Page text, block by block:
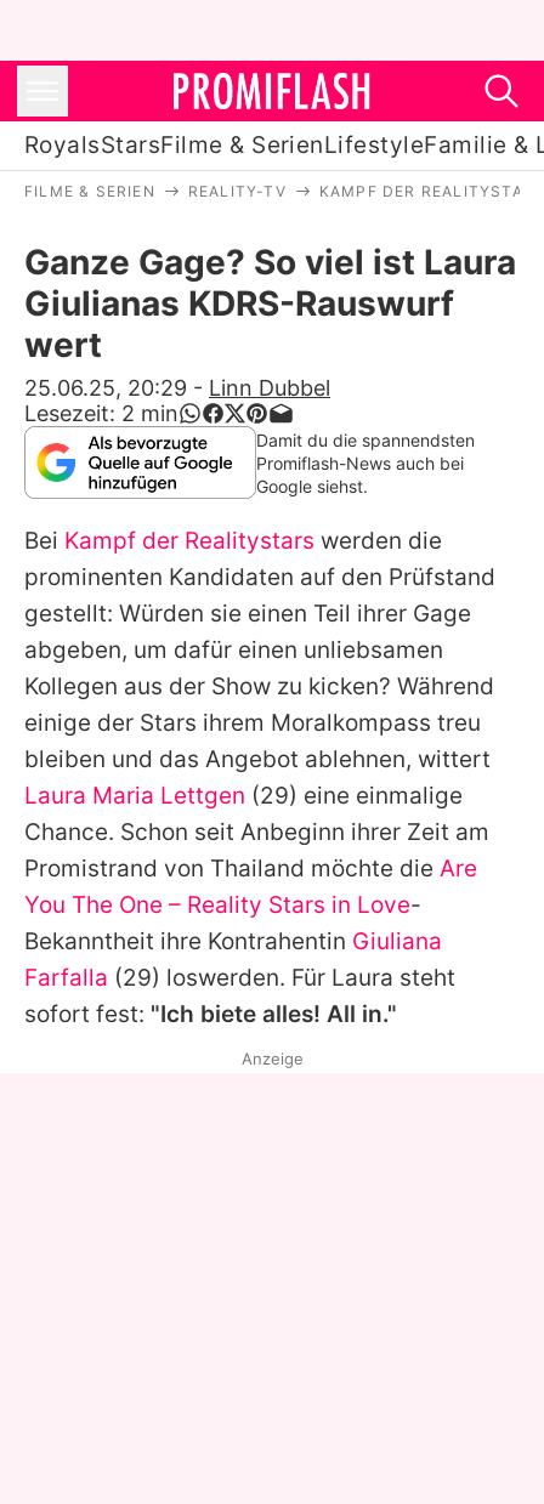
RoyalsStarsFilme & SerienLifestyleFamilie &
Stars
Filme & Serien
Lifestyle
Familie & Liebe
Promiflash Exklusiv
Alle Themen auf Promiflash
Jobs
App runterladen
Team
Redaktionelle Richtlinien
Impressum
Datenschutzerklärung
Nutzungsbedingungen
Utiq verwalten
FILME & SERIEN REALITY-TV KAMPF DER
Ganze Gage? So viel ist Laura
Giulianas KDRS-Rauswurf
wert
25.06.25, 20:29 - Linn Dubbel
Lesezeit: 2 min
Damit du die spannendsten
Promiflash-News auch bei
Google siehst.
Bei Kampf der Realitystars werden die
prominenten Kandidaten auf den Prüfstand
gestellt: Würden sie einen Teil ihrer Gage
abgeben, um dafür einen unliebsamen
Kollegen aus der Show zu kicken? Während
einige der Stars ihrem Moralkompass treu
bleiben und das Angebot ablehnen, wittert
Laura Maria Lettgen (29) eine einmalige
Chance. Schon seit Anbeginn ihrer Zeit am
Promistrand von Thailand möchte die Are
You The One – Reality Stars in Love-
Bekanntheit ihre Kontrahentin Giuliana
Farfalla (29) loswerden. Für Laura steht
sofort fest: "Ich biete alles! All in."
Anzeige